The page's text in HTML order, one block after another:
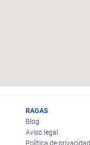
RAGAS
Blog
Aviso legal
Política de privacidad